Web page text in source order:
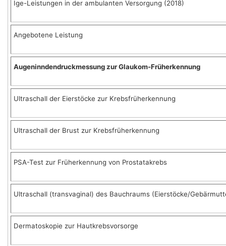
Ige-Leistungen in der ambulanten Versorgung (2018)
Angebotene Leistung
Augeninndendruckmessung zur Glaukom-Früherkennung
Ultraschall der Eierstöcke zur Krebsfrüherkennung
Ultraschall der Brust zur Krebsfrüherkennung
PSA-Test zur Früherkennung von Prostatakrebs
Ultraschall (transvaginal) des Bauchraums (Eierstöcke/
Dermatoskopie zur Hautkrebsvorsorge